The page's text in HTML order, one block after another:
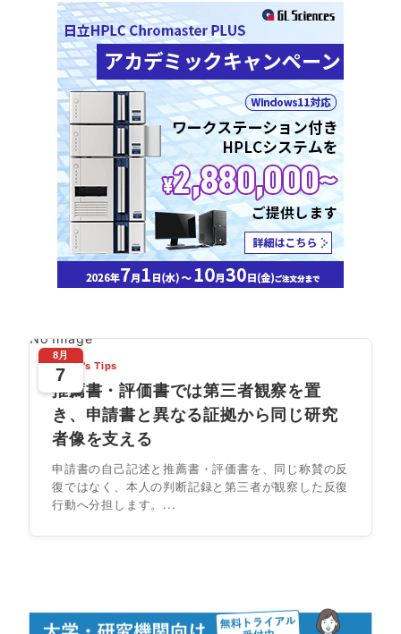
No Image
8月
7
Today's Tips
推薦書・評価書では第三者観察を置
き、申請書と異なる証拠から同じ研究
者像を支える
申請書の自己記述と推薦書・評価書を、同じ称賛の反
復ではなく、本人の判断記録と第三者が観察した反復
行動へ分担します。...